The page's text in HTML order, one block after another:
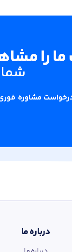
را
مشاوره
درباره ما